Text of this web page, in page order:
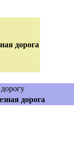
дорога
дорога